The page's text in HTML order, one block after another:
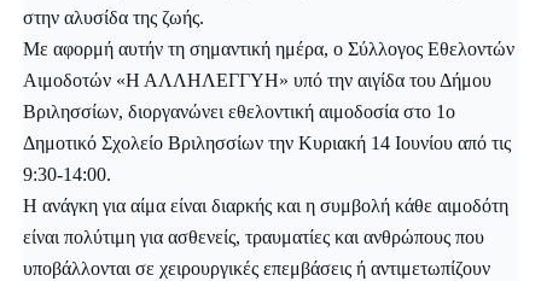
στην αλυσίδα της ζωής.
Με αφορμή αυτήν τη σημαντική ημέρα, ο Σύλλογος Εθελοντών
Αιμοδοτών «Η ΑΛΛΗΛΕΓΓΥΗ» υπό την αιγίδα του Δήμου
Βριλησσίων, διοργανώνει εθελοντική αιμοδοσία στο 1ο
Δημοτικό Σχολείο Βριλησσίων την Κυριακή 14 Ιουνίου από τις
9:30-14:00.
Η ανάγκη για αίμα είναι διαρκής και η συμβολή κάθε αιμοδότη
είναι πολύτιμη για ασθενείς, τραυματίες και ανθρώπους που
υποβάλλονται σε χειρουργικές επεμβάσεις ή αντιμετωπίζουν